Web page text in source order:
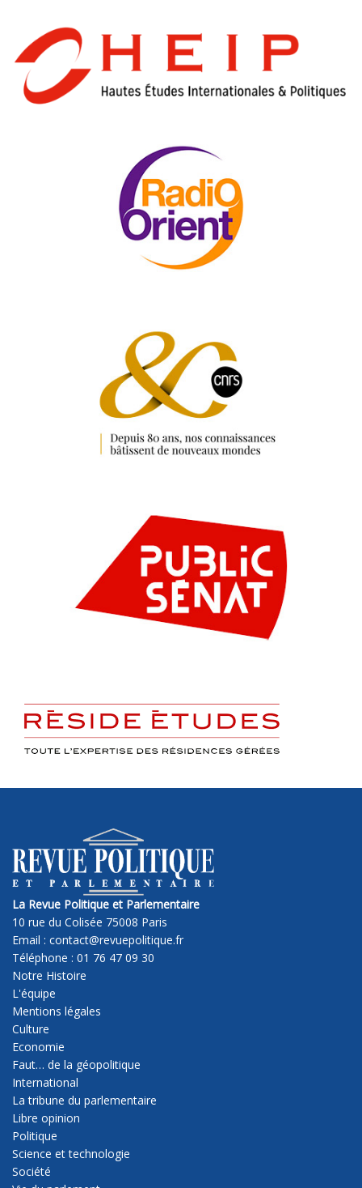
La Revue Politique et Parlementaire
10 rue du Colisée 75008 Paris
Email : contact@revuepolitique.fr
Téléphone : 01 76 47 09 30
Notre Histoire
L'équipe
Mentions légales
Culture
Economie
Faut… de la géopolitique
International
La tribune du parlementaire
Libre opinion
Politique
Science et technologie
Société